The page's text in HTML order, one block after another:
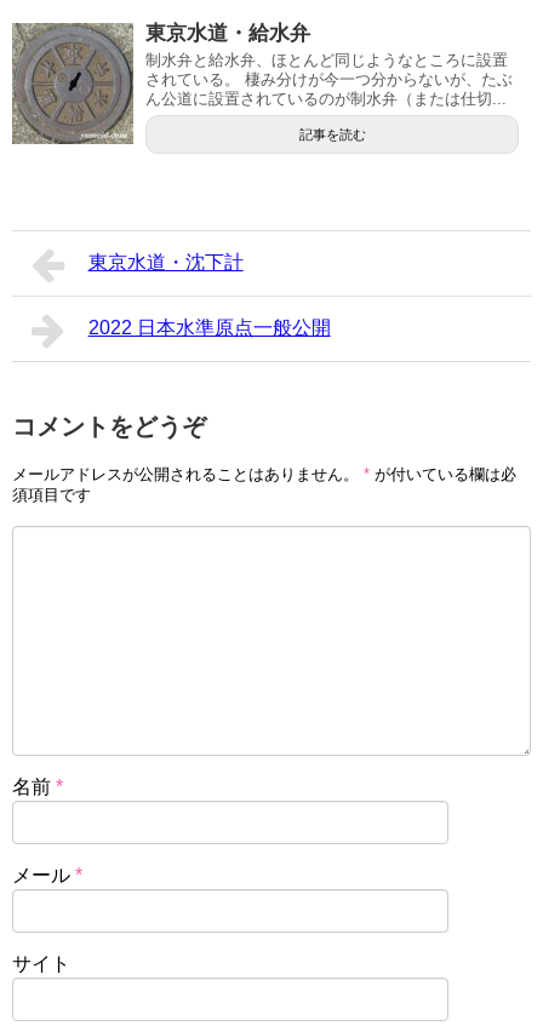
東京水道・給水弁
制水弁と給水弁、ほとんど同じようなところに設置
されている。 棲み分けが今一つ分からないが、たぶ
ん公道に設置されているのが制水弁（または仕切...
記事を読む
東京水道・沈下計
2022 日本水準原点一般公開
コメントをどうぞ
メールアドレスが公開されることはありません。 * が付いている欄は必
須項目です
名前 *
メール *
サイト